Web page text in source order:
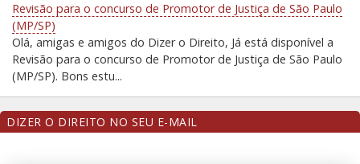
Revisão para o concurso de Promotor de Justiça de São Paulo
(MP/SP)
Olá, amigas e amigos do Dizer o Direito, Já está disponível a
Revisão para o concurso de Promotor de Justiça de São Paulo
(MP/SP). Bons estu...
DIZER O DIREITO NO SEU E-MAIL